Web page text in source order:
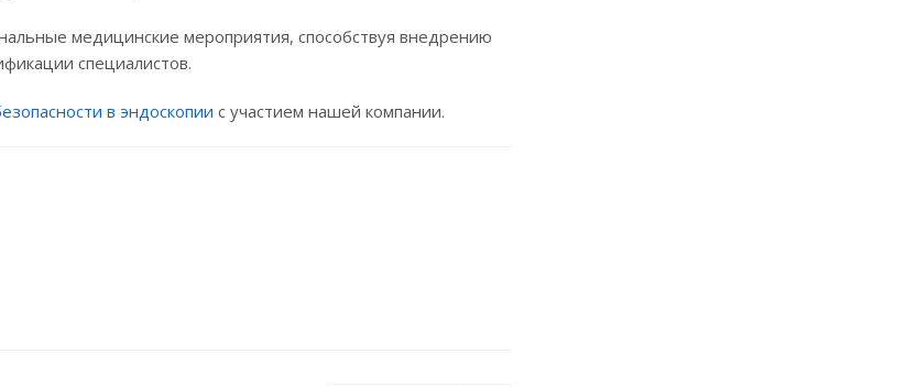
медицинские мероприятия, способствуя внедрению
специалистов.
в эндоскопии с участием нашей компании.